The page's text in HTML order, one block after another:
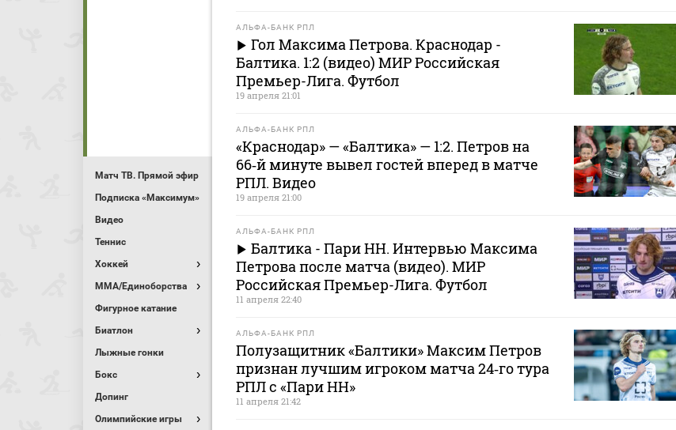
Матч ТВ. Прямой эфир
Подписка «Максимум»
Видео
Теннис
Хоккей
MMA/Единоборства
Фигурное катание
Биатлон
Лыжные гонки
Бокс
Допинг
Олимпийские игры
АЛЬФА-БАНК РПЛ
Гол Максима Петрова. Краснодар -
Балтика. 1:2 (видео) МИР Российская
Премьер-Лига. Футбол
19 апреля 21:01
АЛЬФА-БАНК РПЛ
«Краснодар» — «Балтика» — 1:2. Петров на
66‑й минуте вывел гостей вперед в матче
РПЛ. Видео
19 апреля 21:00
АЛЬФА-БАНК РПЛ
Балтика - Пари НН. Интервью Максима
Петрова после матча (видео). МИР
Российская Премьер-Лига. Футбол
11 апреля 22:40
АЛЬФА-БАНК РПЛ
Полузащитник «Балтики» Максим Петров
признан лучшим игроком матча 24‑го тура
РПЛ с «Пари НН»
11 апреля 21:42